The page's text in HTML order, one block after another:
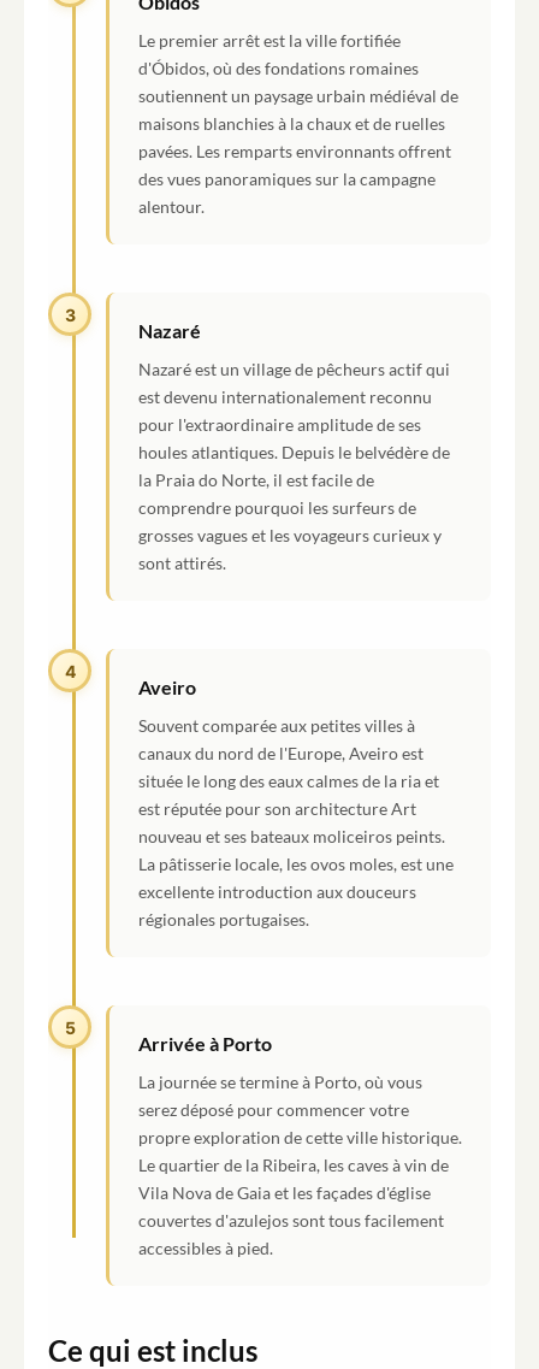
Le premier arrêt est la ville fortifiée
d'Óbidos, où des fondations romaines
soutiennent un paysage urbain médiéval de
maisons blanchies à la chaux et de ruelles
pavées. Les remparts environnants offrent
des vues panoramiques sur la campagne
alentour.
3
Nazaré
Nazaré est un village de pêcheurs actif qui
est devenu internationalement reconnu
pour l'extraordinaire amplitude de ses
houles atlantiques. Depuis le belvédère de
la Praia do Norte, il est facile de
comprendre pourquoi les surfeurs de
grosses vagues et les voyageurs curieux y
sont attirés.
4
Aveiro
Souvent comparée aux petites villes à
canaux du nord de l'Europe, Aveiro est
située le long des eaux calmes de la ria et
est réputée pour son architecture Art
nouveau et ses bateaux moliceiros peints.
La pâtisserie locale, les ovos moles, est une
excellente introduction aux douceurs
régionales portugaises.
5
Arrivée à Porto
La journée se termine à Porto, où vous
serez déposé pour commencer votre
propre exploration de cette ville historique.
Le quartier de la Ribeira, les caves à vin de
Vila Nova de Gaia et les façades d'église
couvertes d'azulejos sont tous facilement
accessibles à pied.
Ce qui est inclus